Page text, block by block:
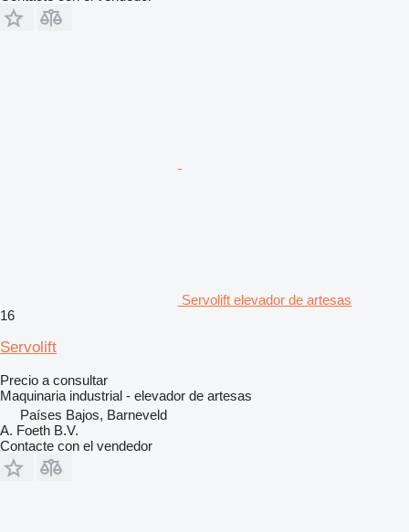
Servolift elevador de artesas
16
Servolift
Precio a consultar
Maquinaria industrial - elevador de artesas
Países Bajos, Barneveld
A. Foeth B.V.
Contacte con el vendedor